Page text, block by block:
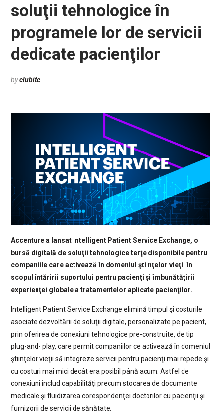
soluţii tehnologice în
programele lor de servicii
dedicate pacienţilor
byclubitc
Accenture a lansat Intelligent Patient Service Exchange, o
bursă digitală de soluţii tehnologice terţe disponibile pentru
companiile care activează în domeniul ştiinţelor vieţii în
scopul întăririi suportului pentru pacienţi şi îmbunătăţirii
experienţei globale a tratamentelor aplicate pacienţilor.
Intelligent Patient Service Exchange elimină timpul şi costurile
asociate dezvoltării de soluţii digitale, personalizate pe pacient,
prin oferirea de conexiuni tehnologice pre-construite, de tip
plug-and- play, care permit companiilor ce activează în domeniul
ştiinţelor vieţii să integreze servicii pentru pacienţi mai repede şi
cu costuri mai mici decât era posibil până acum. Astfel de
conexiuni includ capabilităţi precum stocarea de documente
medicale şi fluidizarea corespondenţei doctorilor cu pacienţii şi
furnizorii de servicii de sănătate.